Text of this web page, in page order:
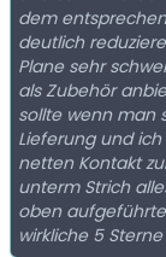
dem
deutlich
Plane sehr
als Zubehör
sollte wenn man
Lieferung und
netten Kontakt
unterm Strich
oben
wirkliche 5